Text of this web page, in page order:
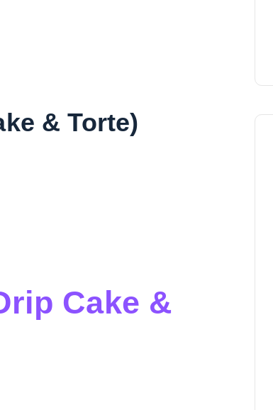
& Torte)
Cake &